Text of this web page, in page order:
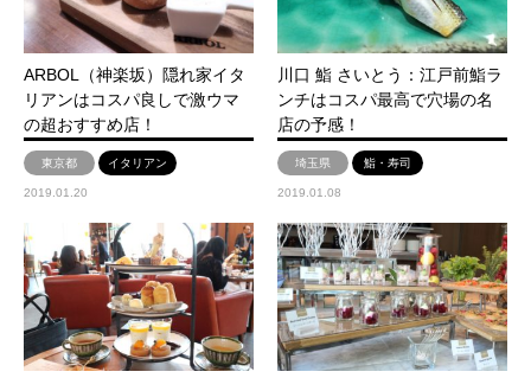
ARBOL（神楽坂）隠れ家イタ
リアンはコスパ良しで激ウマ
の超おすすめ店！
東京都 イタリアン
2019.01.20
川口 鮨 さいとう：江戸前鮨ラ
ンチはコスパ最高で穴場の名
店の予感！
埼玉県 鮨・寿司
2019.01.08